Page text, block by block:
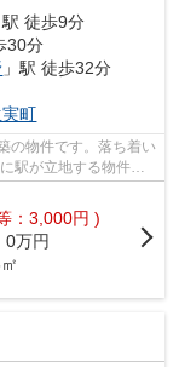
駅 徒歩9分
30分
」駅 徒歩32分
町
の物件です。落ち着い
駅が立地する物件な
：3,000円 )
0万円